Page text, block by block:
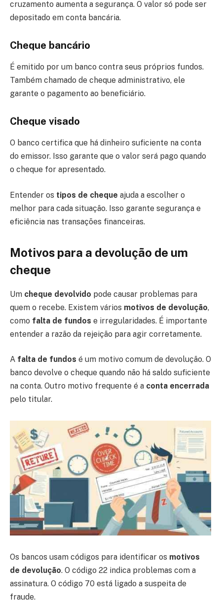
cruzamento aumenta a segurança. O valor só pode ser
depositado em conta bancária.
Cheque bancário
É emitido por um banco contra seus próprios fundos.
Também chamado de cheque administrativo, ele
garante o pagamento ao beneficiário.
Cheque visado
O banco certifica que há dinheiro suficiente na conta
do emissor. Isso garante que o valor será pago quando
o cheque for apresentado.
Entender os tipos de cheque ajuda a escolher o
melhor para cada situação. Isso garante segurança e
eficiência nas transações financeiras.
Motivos para a devolução de um
cheque
Um cheque devolvido pode causar problemas para
quem o recebe. Existem vários motivos de devolução,
como falta de fundos e irregularidades. É importante
entender a razão da rejeição para agir corretamente.
A falta de fundos é um motivo comum de devolução. O
banco devolve o cheque quando não há saldo suficiente
na conta. Outro motivo frequente é a conta encerrada
pelo titular.
Os bancos usam códigos para identificar os motivos
de devolução. O código 22 indica problemas com a
assinatura. O código 70 está ligado a suspeita de
fraude.